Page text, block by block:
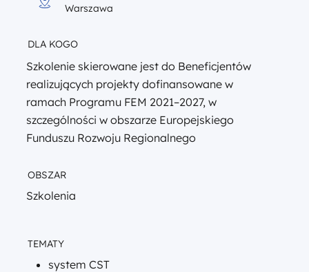
DLA KOGO
Szkolenie skierowane jest do Beneficjentów
realizujących projekty dofinansowane w
ramach Programu FEM 2021–2027, w
szczególności w obszarze Europejskiego
Funduszu Rozwoju Regionalnego
OBSZAR
Szkolenia
TEMATY
system CST
Warszawa